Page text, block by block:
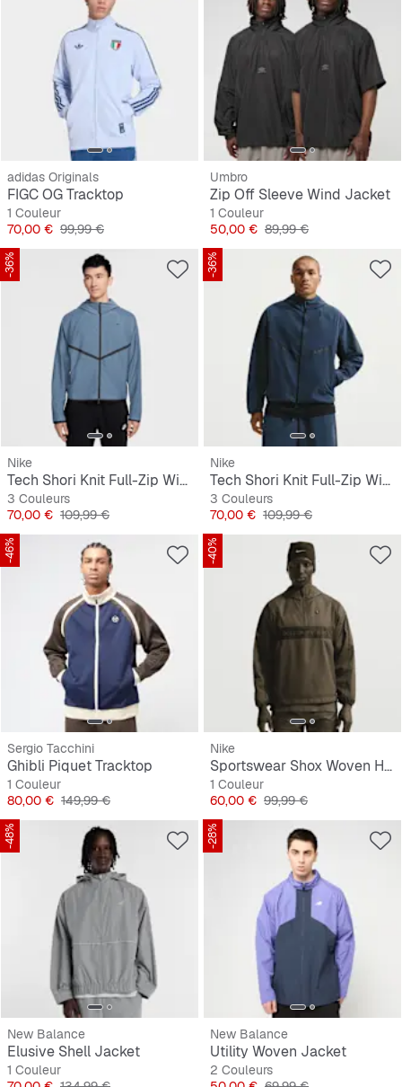
adidas Originals
FIGC OG Tracktop
1 Couleur
Prix
70,00 € Prix original
99,99 €
Umbro
Zip Off Sleeve Wind Jacket
1 Couleur
Prix
50,00 € Prix original
89,99 €
-36%
Nike
Tech Shori Knit Full-Zip Windrunner Jacket
3 Couleurs
Prix
70,00 € Prix original
109,99 €
-36%
Nike
Tech Shori Knit Full-Zip Windrunner Jacket
3 Couleurs
Prix
70,00 € Prix original
109,99 €
-46%
Sergio Tacchini
Ghibli Piquet Tracktop
1 Couleur
Prix
80,00 € Prix original
149,99 €
-40%
Nike
Sportswear Shox Woven Half-Zip Jacket
1 Couleur
Prix
60,00 € Prix original
99,99 €
-48%
New Balance
Elusive Shell Jacket
1 Couleur
-28%
New Balance
Utility Woven Jacket
2 Couleurs